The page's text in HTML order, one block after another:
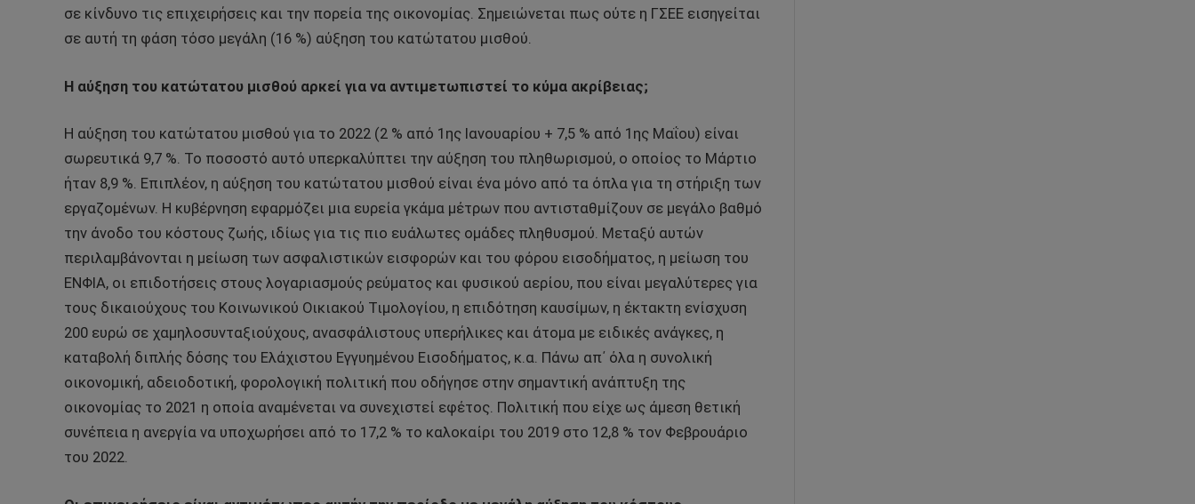
σε κίνδυνο τις επιχειρήσεις και την πορεία της οικονομίας. Σημειώνεται πως ούτε η ΓΣΕΕ εισηγείται
σε αυτή τη φάση τόσο μεγάλη (16 %) αύξηση του κατώτατου μισθού.
Η αύξηση του κατώτατου μισθού αρκεί για να αντιμετωπιστεί το κύμα ακρίβειας;
Η αύξηση του κατώτατου μισθού για το 2022 (2 % από 1ης Ιανουαρίου + 7,5 % από 1ης Μαΐου) είναι
σωρευτικά 9,7 %. Το ποσοστό αυτό υπερκαλύπτει την αύξηση του πληθωρισμού, ο οποίος το Μάρτιο
ήταν 8,9 %. Επιπλέον, η αύξηση του κατώτατου μισθού είναι ένα μόνο από τα όπλα για τη στήριξη των
εργαζομένων. Η κυβέρνηση εφαρμόζει μια ευρεία γκάμα μέτρων που αντισταθμίζουν σε μεγάλο βαθμό
την άνοδο του κόστους ζωής, ιδίως για τις πιο ευάλωτες ομάδες πληθυσμού. Μεταξύ αυτών
περιλαμβάνονται η μείωση των ασφαλιστικών εισφορών και του φόρου εισοδήματος, η μείωση του
ΕΝΦΙΑ, οι επιδοτήσεις στους λογαριασμούς ρεύματος και φυσικού αερίου, που είναι μεγαλύτερες για
τους δικαιούχους του Κοινωνικού Οικιακού Τιμολογίου, η επιδότηση καυσίμων, η έκτακτη ενίσχυση
200 ευρώ σε χαμηλοσυνταξιούχους, ανασφάλιστους υπερήλικες και άτομα με ειδικές ανάγκες, η
καταβολή διπλής δόσης του Ελάχιστου Εγγυημένου Εισοδήματος, κ.α. Πάνω απ΄ όλα η συνολική
οικονομική, αδειοδοτική, φορολογική πολιτική που οδήγησε στην σημαντική ανάπτυξη της
οικονομίας το 2021 η οποία αναμένεται να συνεχιστεί εφέτος. Πολιτική που είχε ως άμεση θετική
συνέπεια η ανεργία να υποχωρήσει από το 17,2 % το καλοκαίρι του 2019 στο 12,8 % τον Φεβρουάριο
του 2022.